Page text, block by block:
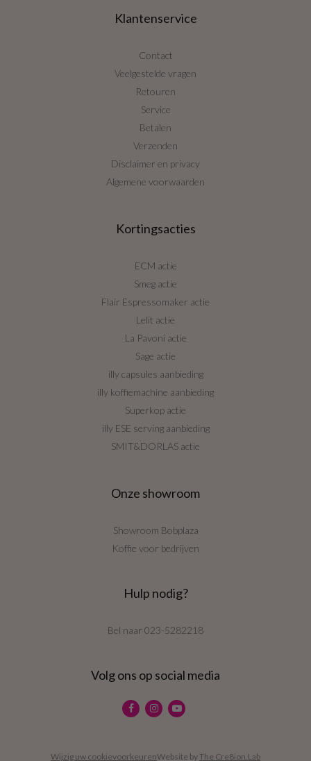
Klantenservice
Contact
Veelgestelde vragen
Retouren
Service
Betalen
Verzenden
Disclaimer en privacy
Algemene voorwaarden
Kortingsacties
ECM actie
Smeg actie
Flair Espressomaker actie
Lelit actie
La Pavoni actie
Sage actie
illy capsules aanbieding
illy koffiemachine aanbieding
Superkop actie
illy ESE serving aanbieding
SMIT&DORLAS actie
Onze showroom
Showroom Bobplaza
Koffie voor bedrijven
Hulp nodig?
Bel naar 023-5282218
Volg ons op social media
Wijzig uw cookievoorkeurenWebsite byThe Cre8ion.Lab